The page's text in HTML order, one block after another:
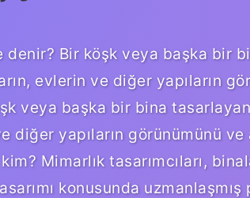
Bir köşk veya başka bir
evlerin ve diğer yapıların
veya başka bir bina
diğer yapıların görünümünü
Mimarlık tasarımcıları,
konusunda